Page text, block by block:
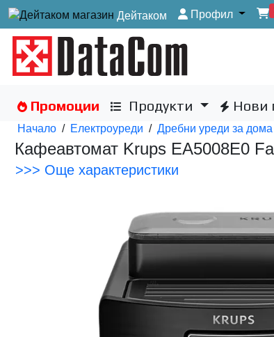
Дейтаком Профил
Промоции Продукти Нови
Начало / Електроуреди / Дребни уреди за дома
Кафеавтомат Krups EA5008E0
>>> Още характеристики